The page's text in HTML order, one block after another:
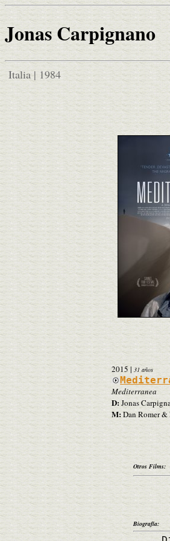
Jonas Carpignano
Italia | 1984
2015 | 31 años
Mediterranea
D:Jonas
M:Dan Romer
Otros Films:
Biografía: